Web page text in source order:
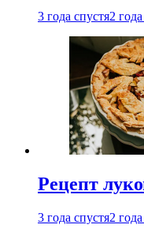
3 года спустя2
Рецепт
3 года спустя2